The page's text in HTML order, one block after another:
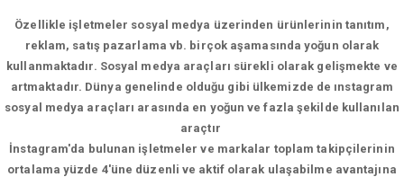
Özellikle işletmeler sosyal medya üzerinden ürünlerinin tanıtım,
reklam, satış pazarlama vb. birçok aşamasında yoğun olarak
kullanmaktadır. Sosyal medya araçları sürekli olarak gelişmekte ve
artmaktadır. Dünya genelinde olduğu gibi ülkemizde de ınstagram
sosyal medya araçları arasında en yoğun ve fazla şekilde kullanılan
araçtır
İnstagram'da bulunan işletmeler ve markalar toplam takipçilerinin
ortalama yüzde 4'üne düzenli ve aktif olarak ulaşabilme avantajına